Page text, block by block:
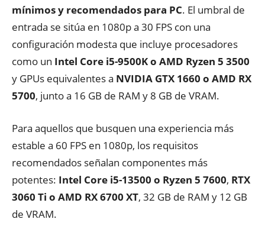
mínimos y recomendados para PC. El umbral de
entrada se sitúa en 1080p a 30 FPS con una
configuración modesta que incluye procesadores
como un Intel Core i5-9500K o AMD Ryzen 5 3500
y GPUs equivalentes a NVIDIA GTX 1660 o AMD RX
5700, junto a 16 GB de RAM y 8 GB de VRAM.
Para aquellos que busquen una experiencia más
estable a 60 FPS en 1080p, los requisitos
recomendados señalan componentes más
potentes: Intel Core i5-13500 o Ryzen 5 7600, RTX
3060 Ti o AMD RX 6700 XT, 32 GB de RAM y 12 GB
de VRAM.